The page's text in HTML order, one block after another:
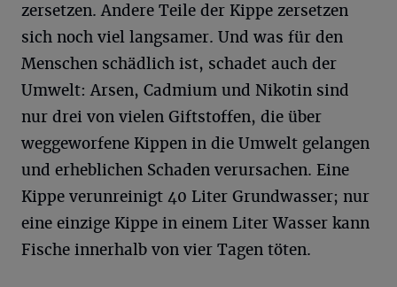
zersetzen. Andere Teile der Kippe zersetzen
sich noch viel langsamer. Und was für den
Menschen schädlich ist, schadet auch der
Umwelt: Arsen, Cadmium und Nikotin sind
nur drei von vielen Giftstoffen, die über
weggeworfene Kippen in die Umwelt gelangen
und erheblichen Schaden verursachen. Eine
Kippe verunreinigt 40 Liter Grundwasser; nur
eine einzige Kippe in einem Liter Wasser kann
Fische innerhalb von vier Tagen töten.